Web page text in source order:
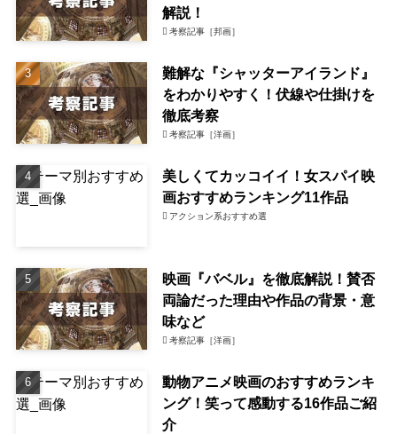
解説！
考察記事［邦画］
難解な『シャッターアイランド』
をわかりやすく！伏線や仕掛けを
徹底考察
考察記事［洋画］
美しくてカッコイイ！女スパイ映
画おすすめランキング11作品
アクション系おすすめ選
映画『バベル』を徹底解説！賛否
両論だった理由や作品の背景・意
味など
考察記事［洋画］
動物アニメ映画のおすすめランキ
ング！笑って感動する16作品ご紹
介